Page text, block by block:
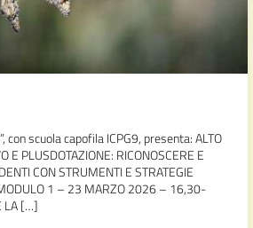
con scuola capofila ICPG9, presenta: ALTO
E PLUSDOTAZIONE: RICONOSCERE E
CON STRUMENTI E STRATEGIE
1 – 23 MARZO 2026 – 16,30-
LA […]